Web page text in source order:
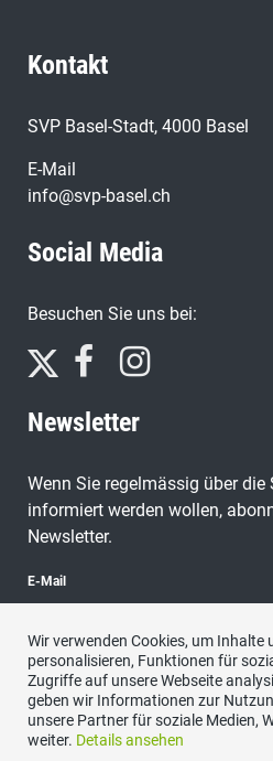
Kontakt
SVP Basel-Stadt, 4000 Basel
E-Mail
info@svp-basel.ch
Social Media
Besuchen Sie uns bei:
Newsletter
Wenn Sie regelmässig über die
informiert werden wollen,
Newsletter.
E-Mail
abonnieren
Wir verwenden Cookies, um Inhalte
personalisieren, Funktionen für
Zugriffe auf unsere Webseite
geben wir Informationen zur
unsere Partner für soziale Medien,
weiter. Details ansehen